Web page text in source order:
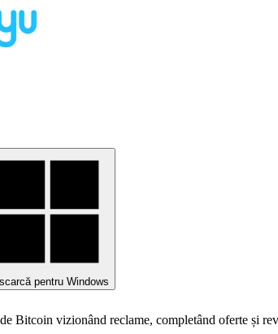
pentru Windows
Bitcoin vizionând reclame, completând oferte și